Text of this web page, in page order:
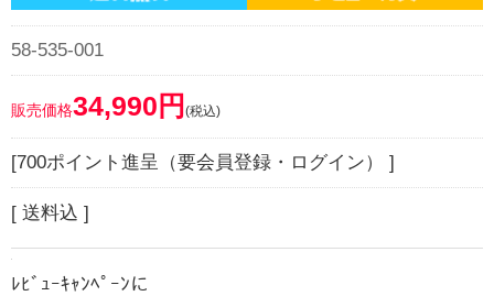
58-535-001
販売価格34,990円 (税込)
[700ポイント進呈（要会員登録・ログイン） ]
[ 送料込 ]
ﾚﾋﾞｭｰｷｬﾝﾍﾟｰﾝに